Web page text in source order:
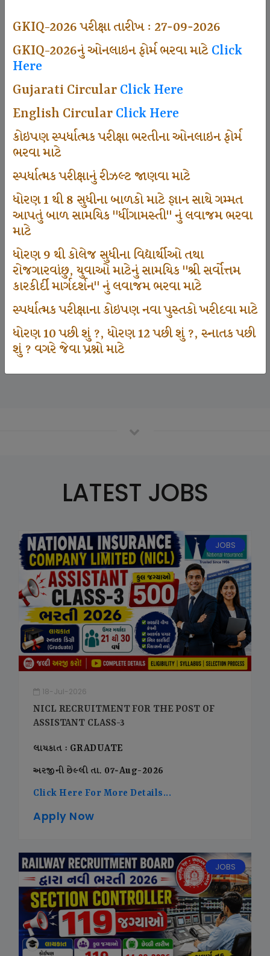
GKIQ-2026 પરીક્ષા તારીખ : 27-09-2026
GKIQ-2026નું ઓનલાઇન ફોર્મ ભરવા માટેClick
Here
Gujarati CircularClick Here
English CircularClick Here
કોઇપણ સ્પર્ધાત્મક પરીક્ષા ભરતીના ઓનલાઇન ફોર્મ
ભરવા માટે
સ્પર્ધાત્મક પરીક્ષાનું રીઝલ્ટ જાણવા માટે
ધોરણ 1 થી 8 સુધીના બાળકો માટે જ્ઞાન સાથે ગમ્મત
આપતું બાળ સામયિક "ધીંગામસ્તી" નું લવાજમ ભરવા
માટે
ધોરણ 9 થી કોલેજ સુધીના વિદ્યાર્થીઓ તથા
રોજગારવાંછુ, યુવાઓ માટેનું સામયિક "શ્રી સર્વોત્તમ
કારકીર્દી માર્ગદર્શન" નું લવાજમ ભરવા માટે
સ્પર્ધાત્મક પરીક્ષાના કોઇપણ નવા પુસ્તકો ખરીદવા માટે
ધોરણ 10 પછી શું ?, ધોરણ 12 પછી શું ?, સ્નાતક પછી
શું ? વગરે જેવા પ્રશ્નો માટે
494
665
Sarvottam Karkirdi Subscripton
1000
Participate School In GKIQ
125000
LATEST JOBS
JOBS
18-Jul-2026
NICL RECRUITMENT FOR THE POST OF
ASSISTANT CLASS-3
લાયકાત : GRADUATE
અરજીની છેલ્લી તા. 07-Aug-2026
Click Here For More Details...
Apply Now
JOBS